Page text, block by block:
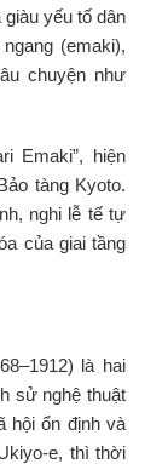
yếu tố dân
(emaki),
chuyện như
Emaki”, hiện
tàng Kyoto.
nghi lễ tế tự
của giai tầng
là hai
sử nghệ thuật
hội ổn định và
e, thì thời